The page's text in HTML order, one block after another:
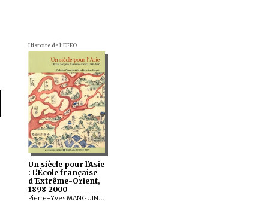
Histoire de l'EFEO
Un siècle pour l'Asie
: L'École française
d'Extrême-Orient,
1898-2000
Pierre-Yves MANGUIN, Catherine CLÉMENTIN-OJHA